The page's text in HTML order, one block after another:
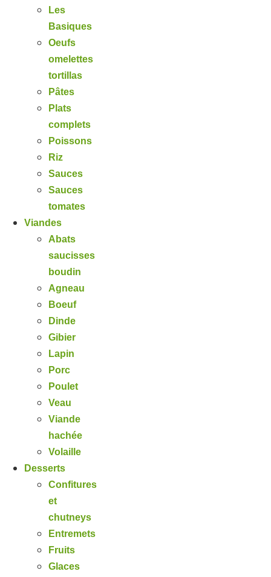
Les
Basiques
Oeufs
omelettes
tortillas
Pâtes
Plats
complets
Poissons
Riz
Sauces
Sauces
tomates
Viandes
Abats
saucisses
boudin
Agneau
Boeuf
Dinde
Gibier
Lapin
Porc
Poulet
Veau
Viande
hachée
Volaille
Desserts
Confitures
et
chutneys
Entremets
Fruits
Glaces